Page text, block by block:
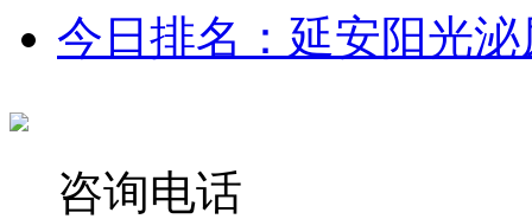
今日排名：延安阳光
咨询电话